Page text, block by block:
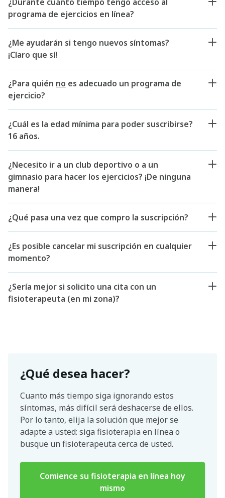
programa de ejercicios en línea?
¿Me ayudarán si tengo nuevos síntomas?
¡Claro que sí!
¿Para quién no es adecuado un programa de
ejercicio?
¿Cuál es la edad mínima para poder suscribirse?
16 años.
¿Necesito ir a un club deportivo o a un
gimnasio para hacer los ejercicios? ¡De ninguna
manera!
¿Qué pasa una vez que compro la suscripción?
¿Es posible cancelar mi suscripción en cualquier
momento?
¿Sería mejor si solicito una cita con un
fisioterapeuta (en mi zona)?
¿Qué desea hacer?
Cuanto más tiempo siga ignorando estos
síntomas, más difícil será deshacerse de ellos.
Por lo tanto, elija la solución que mejor se
adapte a usted: siga fisioterapia en línea o
busque un fisioterapeuta cerca de usted.
Comience su fisioterapia en línea hoy
mismo